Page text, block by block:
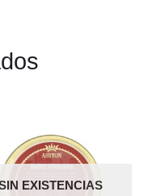
EXISTENCIAS